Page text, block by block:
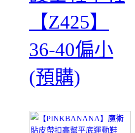
【Z425】
36-40偏小
(預購)